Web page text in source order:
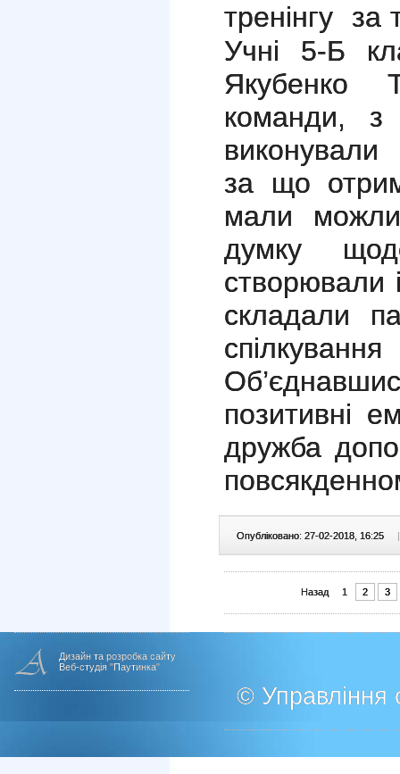
тренінгу
Учні 5-Б
Якубенко
команди, з
виконували
за що
мали
думку
створювали
складали
позитивні
дружба
Опубліковано: 27-02-2018, 16:25
Назад 1 2 3
Дизайн та розробка сайту
Веб-студія "Паутинка"
© Управління